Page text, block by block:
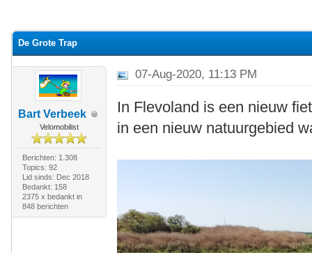
De Grote Trap
Bart Verbeek
Velomobilist
Berichten: 1.308
Topics: 92
Lid sinds: Dec 2018
Bedankt: 158
2375 x bedankt in
848 berichten
07-Aug-2020, 11:13 PM
In Flevoland is een nieuw
in een nieuw natuurgebied